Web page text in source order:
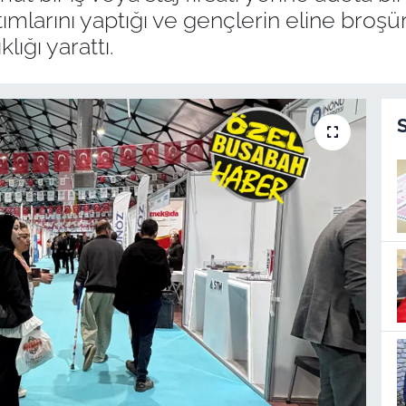
yaptığı ve gençlerin eline
yarattı.